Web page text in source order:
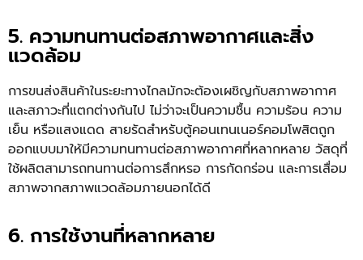
5. ความทนทานต่อสภาพอากาศและสิ่ง
แวดล้อม
การขนส่งสินค้าในระยะทางไกลมักจะต้องเผชิญกับสภาพอากาศ
และสภาวะที่แตกต่างกันไป ไม่ว่าจะเป็นความชื้น ความร้อน ความ
เย็น หรือแสงแดด สายรัดสำหรับตู้คอนเทนเนอร์คอมโพสิตถูก
ออกแบบมาให้มีความทนทานต่อสภาพอากาศที่หลากหลาย วัสดุที่
ใช้ผลิตสามารถทนทานต่อการสึกหรอ การกัดกร่อน และการเสื่อม
สภาพจากสภาพแวดล้อมภายนอกได้ดี
6. การใช้งานที่หลากหลาย